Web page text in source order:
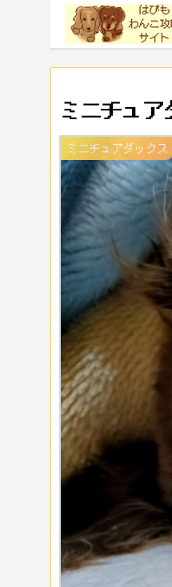
ミニチュア
ミニチュアダックス